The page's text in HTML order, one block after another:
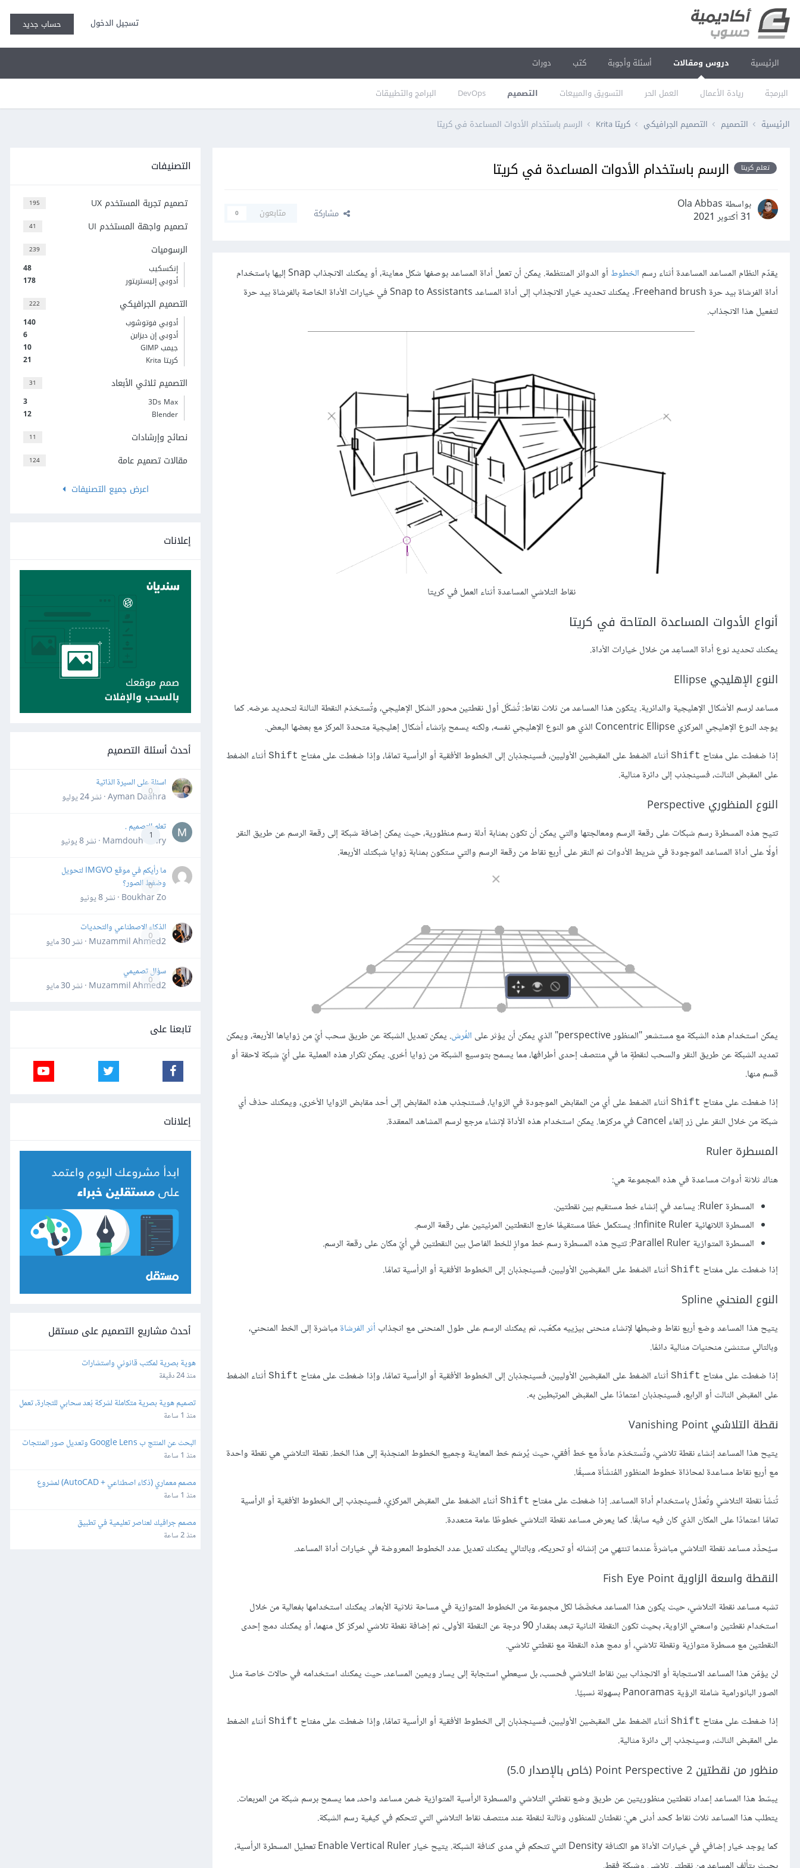
تسجيل الدخول حساب جديد
الرئيسية دروس ومقالات
البرمجة ريادة الأعمال العمل الحر التسويق والمبيعات التصميم DevOps البرامج والتطبيقات
أسئلة وأجوبة كتب دورات
الرئيسية التصميم التصميم الجرافيكي كريتا Krita الرسم باستخدام الأدوات المساعدة في كريتا
تعلم كريتا الرسم باستخدام الأدوات المساعدة في كريتا
بواسطة Ola Abbas
31 أكتوبر 2021
مشاركة متابعون 0
يقدّم النظام المساعد المساعدة أثناء رسم الخطوط
أو الدوائر المنتظمة. يمكن أن تعمل أداة المساعد بوصفها شكل معاينة، أو يمكنك الانجذاب Snap إليها باستخدام
أداة الفرشاة بيد حرة Freehand brush. يمكنك تحديد خيار الانجذاب إلى أداة المساعد Snap to Assistants في خيارات الأداة الخاصة بالفرشاة بيد حرة
لتفعيل هذا الانجذاب.
نقاط التلاشي المساعدة أثناء العمل في كريتا
أنواع الأدوات المساعدة المتاحة في كريتا
يمكنك تحديد نوع أداة المساعِد من خلال خيارات الأداة.
النوع الإهليجي Ellipse
مساعد لرسم الأشكال الإهليجية والدائرية. يتكون هذا المساعد من ثلاث نقاط: تُشكّل أول نقطتين محور الشكل الإهليجي، وتُستخدَم النقطة الثالثة لتحديد عرضه. كما
يوجد النوع الإهليجي المركزي Concentric Ellipse الذي هو النوع الإهليجي نفسه، ولكنه يسمح بإنشاء أشكال إهليجية متحدة المركز مع بعضها البعض.
إذا ضغطت على مفتاح Shift أثناء الضغط على المقبضين الأوليين، فسينجذبان إلى الخطوط الأفقية أو الرأسية تمامًا، وإذا ضغطت على مفتاح Shift أثناء الضغط
على المقبض الثالث، فسينجذب إلى دائرة مثالية.
النوع المنظوري Perspective
تتيح هذه المسطرة رسم شبكات على رقعة الرسم ومعالجتها والتي يمكن أن تكون بمثابة أدلة رسم منظورية، حيث يمكن إضافة شبكة إلى رقعة الرسم عن طريق النقر
أولًا على أداة المساعد الموجودة في شريط الأدوات ثم النقر على أربع نقاط من رقعة الرسم والتي ستكون بمثابة زوايا شبكتك الأربعة.
يمكن استخدام هذه الشبكة مع مستشعر "المنظور perspective" الذي يمكن أن يؤثر على الفُرش. يمكن تعديل الشبكة عن طريق سحب أيّ من زواياها الأربعة، ويمكن
تمديد الشبكة عن طريق النقر والسحب لنقطةٍ ما في منتصف إحدى أطرافها، مما يسمح بتوسيع الشبكة من زوايا أخرى. يمكن تكرار هذه العملية على أيّ شبكة لاحقة أو
قسم منها.
إذا ضغطت على مفتاح Shift أثناء الضغط على أي من المقابض الموجودة في الزوايا، فستنجذب هذه المقابض إلى أحد مقابض الزوايا الأخرى، ويمكنك حذف أي
شبكة من خلال النقر على زر إلغاء Cancel في مركزها. يمكن استخدام هذه الأداة لإنشاء مرجع لرسم المشاهد المعقدة.
المسطرة Ruler
هناك ثلاثة أدوات مساعدة في هذه المجموعة هي:
المسطرة Ruler: يساعد في إنشاء خط مستقيم بين نقطتين.
المسطرة اللانهائية Infinite Ruler: يستكمل خطًا مستقيمًا خارج النقطتين المرئيتين على رقعة الرسم.
المسطرة المتوازية Parallel Ruler: تتيح هذه المسطرة رسم خط موازٍ للخط الفاصل بين النقطتين في أيّ مكان على رقعة الرسم.
إذا ضغطت على مفتاح Shift أثناء الضغط على المقبضين الأوليين، فسينجذبان إلى الخطوط الأفقية أو الرأسية تمامًا.
النوع المنحني Spline
يتيح هذا المساعد وضع أربع نقاط وضبطها لإنشاء منحنى بيزييه مكعّب، ثم يمكنك الرسم على طول المنحنى مع انجذاب أثر الفرشاةمباشرة إلى الخط المنحني،
وبالتالي ستنشئ منحنيات مثالية دائمًا.
إذا ضغطت على مفتاح Shift أثناء الضغط على المقبضين الأوليين، فسينجذبان إلى الخطوط الأفقية أو الرأسية تمامًا، وإذا ضغطت على مفتاح Shift أثناء الضغط
على المقبض الثالث أو الرابع، فسينجذبان اعتمادًا على المقبض المرتبطين به.
نقطة التلاشي Vanishing Point
يتيح هذا المساعد إنشاء نقطة تلاشي، وتُستخدَم عادةً مع خط أفقي، حيث يُرسَم خط المعاينة وجميع الخطوط المنجذبة إلى هذا الخط. نقطة التلاشي هي نقطة واحدة
مع أربع نقاط مساعدة لمحاذاة خطوط المنظور المُنشَأة مسبقًا.
تُنشَأ نقطة التلاشي وتُعدَّل باستخدام أداة المساعد. إذا ضغطت على مفتاح Shift أثناء الضغط على المقبض المركزي، فسينجذب إلى الخطوط الأفقية أو الرأسية
تمامًا اعتمادًا على المكان الذي كان فيه سابقًا. كما يعرض مساعد نقطة التلاشي خطوطًا عامة متعددة.
سيُحدَّد مساعد نقطة التلاشي مباشرةً عندما تنتهي من إنشائه أو تحريكه، وبالتالي يمكنك تعديل عدد الخطوط المعروضة في خيارات أداة المساعد.
النقطة واسعة الزاوية Fish Eye Point
تشبه مساعد نقطة التلاشي، حيث يكون هذا المساعد مخصَّصًا لكل مجموعة من الخطوط المتوازية في مساحة ثلاثية الأبعاد. يمكنك استخدامها بفعالية من خلال
استخدام نقطتين واسعتي الزاوية، بحيث تكون النقطة الثانية تبعد بمقدار 90 درجة عن النقطة الأولى، ثم إضافة نقطة تلاشي لمركز كل منهما، أو يمكنك دمج إحدى
النقطتين مع مسطرة متوازية ونقطة تلاشي، أو دمج هذه النقطة مع نقطتي تلاشي.
لن يؤمّن هذا المساعد الاستجابة أو الانجذاب بين نقاط التلاشي فحسب، بل سيعطي استجابة إلى يسار ويمين المساعد، حيث يمكنك استخدامه في حالات خاصة مثل
الصور البانورامية شاملة الرؤية Panoramas بسهولة نسبيًا.
إذا ضغطت على مفتاح Shift أثناء الضغط على المقبضين الأوليين، فسينجذبان إلى الخطوط الأفقية أو الرأسية تمامًا، وإذا ضغطت على مفتاح Shift أثناء الضغط
على المقبض الثالث، وسينجذب إلى دائرة مثالية.
منظور من نقطتين 2 Point Perspective (خاص بالإصدار 5.0)
يبسّط هذا المساعد إعداد نقطتين منظوريتين عن طريق وضع نقطتي التلاشي والمسطرة الرأسية المتوازية ضمن مساعد واحد، مما يسمح برسم شبكة من المربعات.
يتطلب هذا المساعد ثلاث نقاط كحد أدنى هي: نقطتان للمنظور، وثالثة لنقطة عند منتصف نقاط التلاشي التي تتحكم في كيفية رسم الشبكة.
كما يوجد خيار إضافي في خيارات الأداة هو الكثافة Density التي تتحكم في مدى كثافة الشبكة. يتيح خيار Enable Vertical Ruler تعطيل المسطرة الرأسية،
التصنيفات
195 تصميم تجربة المستخدم UX
41 تصميم واجهة المستخدم UI
239 الرسوميات
48
إنكسكيب
178
أدوبي إليستريتور
222 التصميم الجرافيكي
140
أدوبي فوتوشوب
6
أدوبي إن ديزاين
10
جيمب GIMP
21
كريتا Krita
31 التصميم ثلاثي الأبعاد
3
3Ds Max
12
Blender
11 نصائح وإرشادات
124
مقالات تصميم عامة
اعرض جميع التصنيفات
إعلانات
أحدث أسئلة التصميم
0
اسئلة على السيرة الذاتية
Ayman Daahra · نشر
24 يوليو
1
تعلم التصميم .
Mamdouh Khiry · نشر
8 يونيو
0
ما رأيكم في موقع IMGVO لتحويل
وضغط الصور؟
Boukhar Zo · نشر
8 يونيو
0
الذكاء الاصطناعي والتحديات
Muzammil Ahmed2 · نشر
30 مايو
0
سؤال تصميمي
Muzammil Ahmed2 · نشر
30 مايو
تابعنا على
إعلانات
أحدث مشاريع التصميم على مستقل
هوية بصرية لمكتب قانوني واستشارات
منذ 24 دقيقة
في مجال التقنية
منذ 1 ساعة
لتكون احترافية وجاهزة للمتاجر الالكترونية
منذ 1 ساعة
سياحي تراثي
منذ 1 ساعة
مصمم جرافيك لعناصر تعليمية في تطبيق
منذ 2 ساعة